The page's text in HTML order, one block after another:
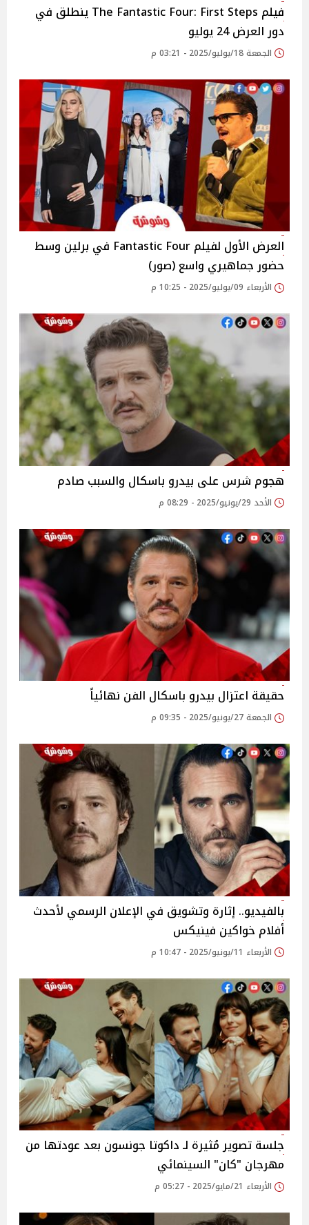
فيلم The Fantastic Four: First Steps ينطلق في
دور العرض 24 يوليو
الجمعة 18/يوليو/2025 - 03:21 م
العرض الأول لفيلم Fantastic Four في برلين وسط
حضور جماهيري واسع (صور)
الأربعاء 09/يوليو/2025 - 10:25 م
هجوم شرس على بيدرو باسكال والسبب صادم
الأحد 29/يونيو/2025 - 08:29 م
حقيقة اعتزال بيدرو باسكال الفن نهائياً
الجمعة 27/يونيو/2025 - 09:35 م
بالفيديو.. إثارة وتشويق في الإعلان الرسمي لأحدث
أفلام خواكين فينيكس
الأربعاء 11/يونيو/2025 - 10:47 م
جلسة تصوير مُثيرة لـ داكوتا جونسون بعد عودتها من
مهرجان "كان" السينمائي
الأربعاء 21/مايو/2025 - 05:27 م